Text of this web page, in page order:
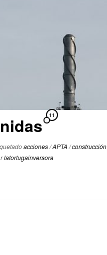
11
acciones/APTA /construcción
latortugainversora